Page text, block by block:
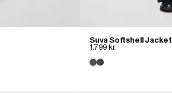
Suva Softshell Jacket
1.799 kr.